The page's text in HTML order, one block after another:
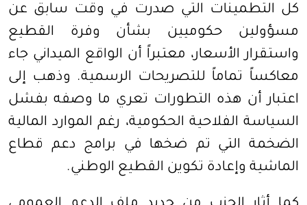
كل التطمينات التي صدرت في وقت سابق عن
مسؤولين حكوميين بشأن وفرة القطيع
واستقرار الأسعار، معتبراً أن الواقع الميداني جاء
معاكساً تماماً للتصريحات الرسمية. وذهب إلى
اعتبار أن هذه التطورات تعري ما وصفه بفشل
السياسة الفلاحية الحكومية، رغم الموارد المالية
الضخمة التي تم ضخها في برامج دعم قطاع
الماشية وإعادة تكوين القطيع الوطني.